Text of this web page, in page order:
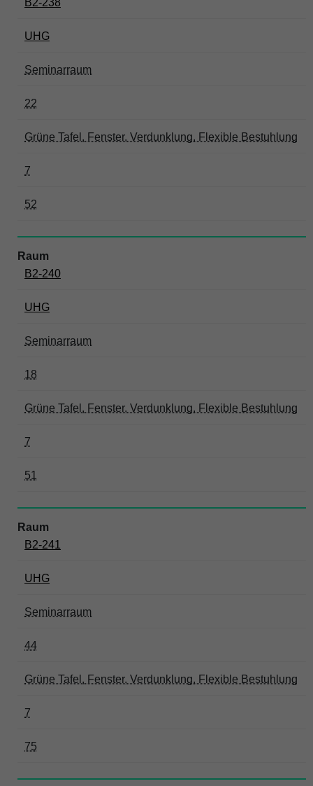
B2-238
UHG
Seminarraum
22
Grüne Tafel, Fenster, Verdunklung, Flexible Bestuhlung
7
52
B2-240
UHG
Seminarraum
18
Grüne Tafel, Fenster, Verdunklung, Flexible Bestuhlung
7
51
B2-241
UHG
Seminarraum
44
Grüne Tafel, Fenster, Verdunklung, Flexible Bestuhlung
7
75